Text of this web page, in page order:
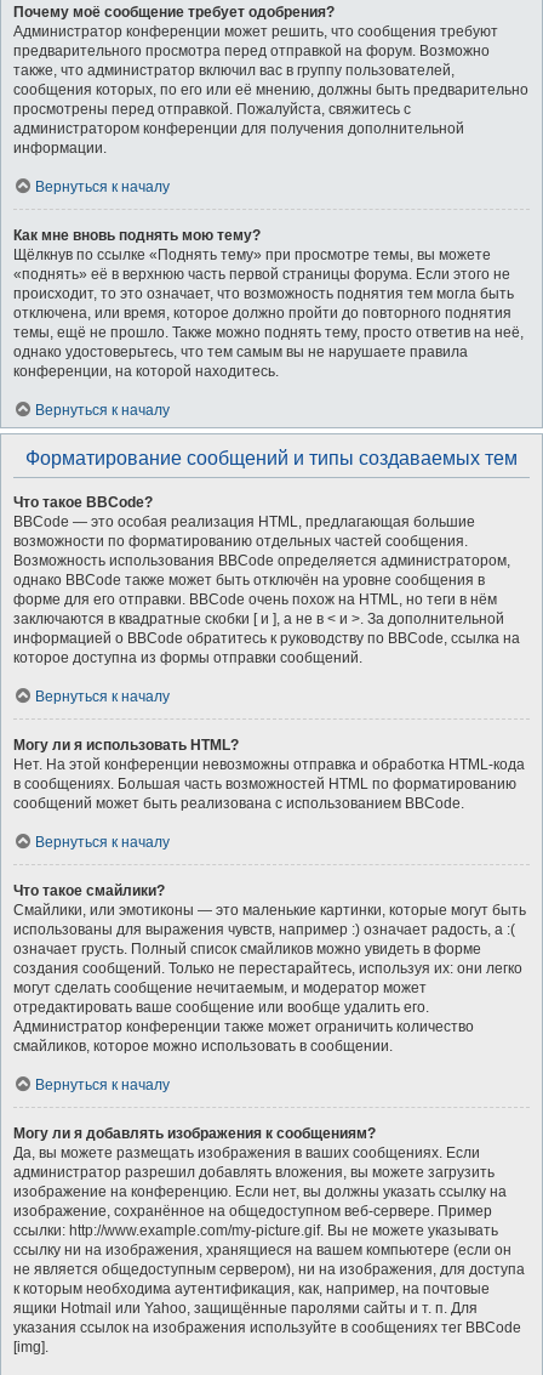
Почему моё сообщение требует одобрения?
Администратор конференции может решить, что сообщения требуют
предварительного просмотра перед отправкой на форум. Возможно
также, что администратор включил вас в группу пользователей,
сообщения которых, по его или её мнению, должны быть предварительно
просмотрены перед отправкой. Пожалуйста, свяжитесь с
администратором конференции для получения дополнительной
информации.
Вернуться к началу
Как мне вновь поднять мою тему?
Щёлкнув по ссылке «Поднять тему» при просмотре темы, вы можете
«поднять» её в верхнюю часть первой страницы форума. Если этого не
происходит, то это означает, что возможность поднятия тем могла быть
отключена, или время, которое должно пройти до повторного поднятия
темы, ещё не прошло. Также можно поднять тему, просто ответив на неё,
однако удостоверьтесь, что тем самым вы не нарушаете правила
конференции, на которой находитесь.
Вернуться к началу
Форматирование сообщений и типы создаваемых тем
Что такое BBCode?
BBCode — это особая реализация HTML, предлагающая большие
возможности по форматированию отдельных частей сообщения.
Возможность использования BBCode определяется администратором,
однако BBCode также может быть отключён на уровне сообщения в
форме для его отправки. BBCode очень похож на HTML, но теги в нём
заключаются в квадратные скобки [ и ], а не в < и >. За дополнительной
информацией о BBCode обратитесь к руководству по BBCode, ссылка на
которое доступна из формы отправки сообщений.
Вернуться к началу
Могу ли я использовать HTML?
Нет. На этой конференции невозможны отправка и обработка HTML-кода
в сообщениях. Большая часть возможностей HTML по форматированию
сообщений может быть реализована с использованием BBCode.
Вернуться к началу
Что такое смайлики?
Смайлики, или эмотиконы — это маленькие картинки, которые могут быть
использованы для выражения чувств, например :) означает радость, а :(
означает грусть. Полный список смайликов можно увидеть в форме
создания сообщений. Только не перестарайтесь, используя их: они легко
могут сделать сообщение нечитаемым, и модератор может
отредактировать ваше сообщение или вообще удалить его.
Администратор конференции также может ограничить количество
смайликов, которое можно использовать в сообщении.
Вернуться к началу
Могу ли я добавлять изображения к сообщениям?
Да, вы можете размещать изображения в ваших сообщениях. Если
администратор разрешил добавлять вложения, вы можете загрузить
изображение на конференцию. Если нет, вы должны указать ссылку на
изображение, сохранённое на общедоступном веб-сервере. Пример
ссылки: http://www.example.com/my-picture.gif. Вы не можете указывать
ссылку ни на изображения, хранящиеся на вашем компьютере (если он
не является общедоступным сервером), ни на изображения, для доступа
к которым необходима аутентификация, как, например, на почтовые
ящики Hotmail или Yahoo, защищённые паролями сайты и т. п. Для
указания ссылок на изображения используйте в сообщениях тег BBCode
[img].